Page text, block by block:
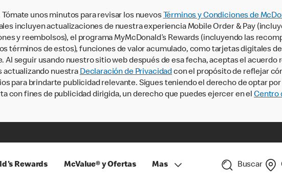
unos minutos para revisar los nuevos Términos y Condiciones de
incluyen actualizaciones de nuestra experiencia Mobile Order & Pay
y reembolsos), el programa MyMcDonald’s Rewards (incluyendo las
términos de estos), funciones de valor acumulado, como tarjetas digitales
Al seguir usando nuestro sitio web después de esa fecha, aceptas el acuerdo
actualizando nuestra Declaración de Privacidadcon el propósito de reflejar
para brindarte publicidad relevante. Sigues teniendo el derecho de optar por
con fines de publicidad dirigida, un derecho que puedes ejercer en el Centro
Rewards McValue® y Ofertas Mas Buscar